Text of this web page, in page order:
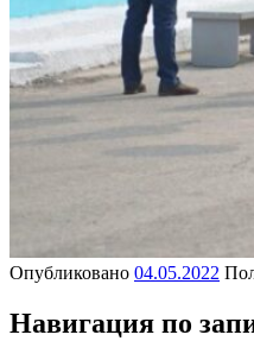
Опубликовано 04.05.2022
Навигация по